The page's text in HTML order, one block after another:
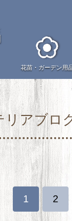
花苗・ ガーデン用
リアブロ
1 2